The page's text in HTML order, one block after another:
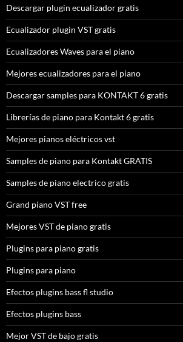
Descargar plugin ecualizador gratis
Ecualizador plugin VST gratis
Ecualizadores Waves para el piano
Mejores ecualizadores para el piano
Descargar samples para KONTAKT 6 gratis
Librerías de piano para Kontakt 6 gratis
Mejores pianos eléctricos vst
Samples de piano para Kontakt GRATIS
Samples de piano electrico gratis
Grand piano VST free
Mejores VST de piano gratis
Plugins para piano gratis
Plugins para piano
Efectos plugins bass fl studio
Efectos plugins bass
Mejor VST de bajo gratis